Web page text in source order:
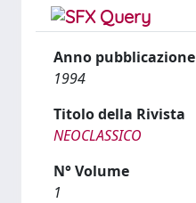
Anno pubblicazione
1994
Titolo della Rivista
NEOCLASSICO
N° Volume
1